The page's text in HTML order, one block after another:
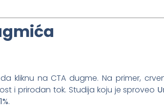
kliknu na CTA dugme. Na primer,
i prirodan tok. Studija koju je sproveo
.